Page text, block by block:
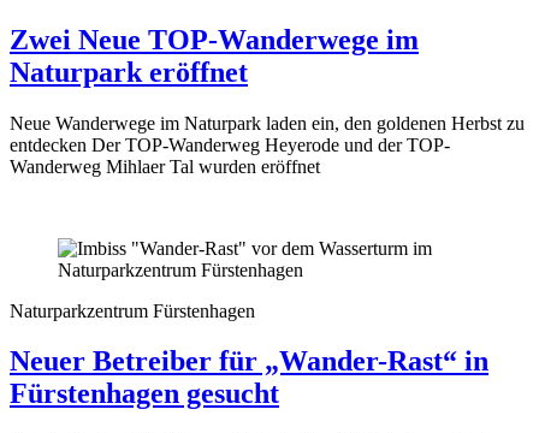
Zwei Neue TOP-Wanderwege im
Naturpark eröffnet
Neue Wanderwege im Naturpark laden ein, den goldenen Herbst zu
entdecken Der TOP-Wanderweg Heyerode und der TOP-
Wanderweg Mihlaer Tal wurden eröffnet
Naturparkzentrum Fürstenhagen
Neuer Betreiber für „Wander-Rast“ in
Fürstenhagen gesucht